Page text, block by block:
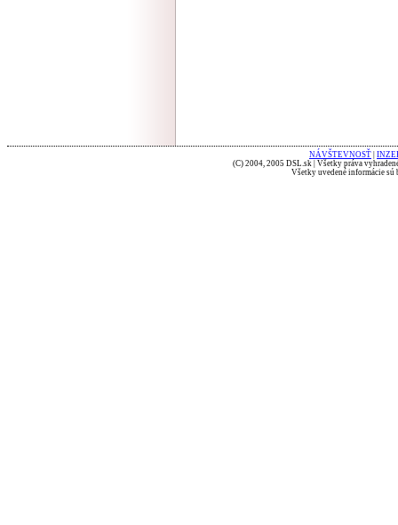
NÁVŠTEVNOSŤ
(C) 2004, 2005 DSL.sk | Všetky práva
Všetky uvedené informácie sú